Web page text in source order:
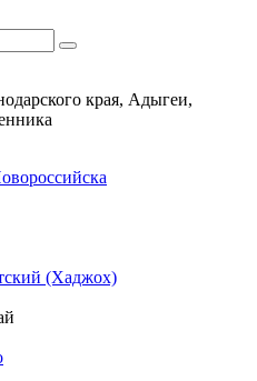
края, Адыгеи,
(Хаджох)